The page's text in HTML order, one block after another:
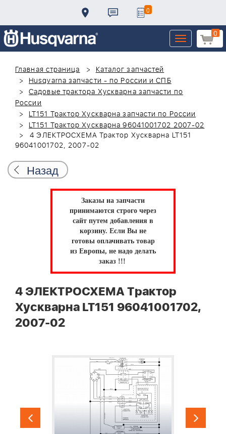
0
0
Toggle
navigation
Главная страница
Каталог запчастей
Husqvarna запчасти - по России и СПБ
Садовые трактора Хускварна запчасти по
России
LT151 Трактор Хускварна запчасти по России
LT151 Трактор Хускварна 96041001702 2007-02
4 ЭЛЕКТРОСХЕМА Трактор Хускварна LT151
96041001702, 2007-02
Назад
Заказы на запчасти
принимаются строго через
сайт путем добавления в
корзину. Если Вы не
готовы оплачивать товар
из Европы, не надо делать
заказ !!!
4 ЭЛЕКТРОСХЕМА Трактор
Хускварна LT151 96041001702,
2007-02